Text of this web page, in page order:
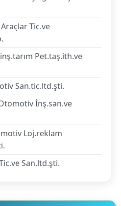
Tic.ve
Pet.taş.ith.ve
San.tic.ltd.şti.
İnş.san.ve
Loj.reklam
San.ltd.şti.